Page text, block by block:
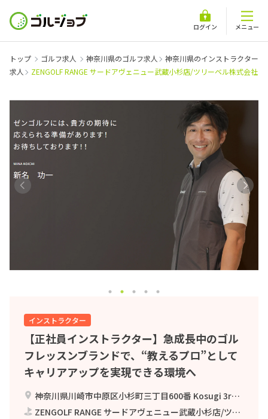
ログイン メニュー
トップ ゴルフ求人 神奈川県のゴルフ求人
神奈川県のインストラクター
求人
ZENGOLF RANGE サードアヴェニュー武蔵小杉店/ツリーベル株式会社
インストラクター
【正社員インストラクター】急成長中のゴル
フレッスンブランドで、“教えるプロ”として
キャリアアップを実現できる環境へ
神奈川県川崎市中原区小杉町三丁目600番 Kosugi 3rd Avenue 3階
ZENGOLF RANGE サードアヴェニュー武蔵小杉店/ツリーベル株式会社